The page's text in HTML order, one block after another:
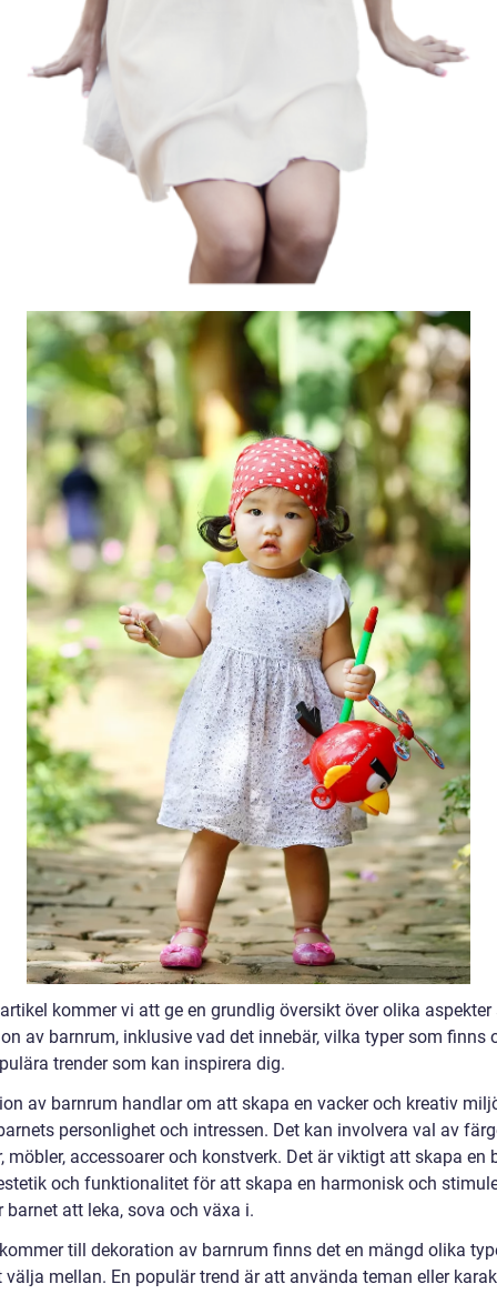
kommer vi att ge en grundlig översikt över olika aspekter
av barnrum, inklusive vad det innebär, vilka typer som finns
trender som kan inspirera dig.
av barnrum handlar om att skapa en vacker och kreativ
personlighet och intressen. Det kan involvera val av
möbler, accessoarer och konstverk. Det är viktigt att skapa en
och funktionalitet för att skapa en harmonisk och
barnet att leka, sova och växa i.
till dekoration av barnrum finns det en mängd olika
mellan. En populär trend är att använda teman eller